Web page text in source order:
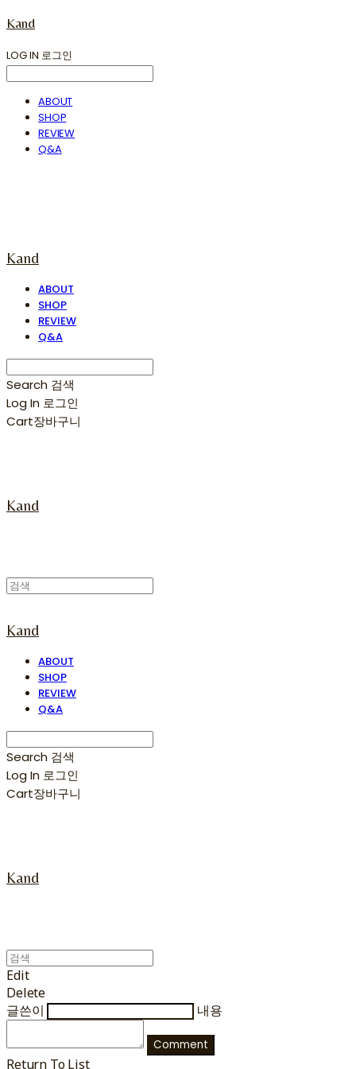
Kand
LOG IN 로그인
ABOUT
SHOP
REVIEW
Q&A
Kand
ABOUT
SHOP
REVIEW
Q&A
Search 검색
Log In 로그인
Cart장바구니
Kand
Kand
ABOUT
SHOP
REVIEW
Q&A
Search 검색
Log In 로그인
Cart장바구니
Kand
Edit
Delete
글쓴이
내용
Comment
Return To List